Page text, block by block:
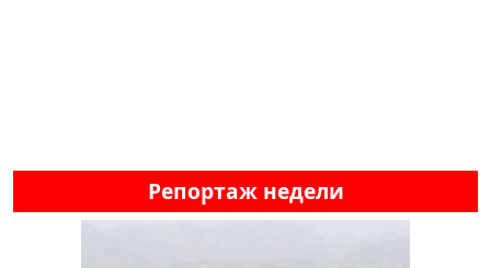
Репортаж недели